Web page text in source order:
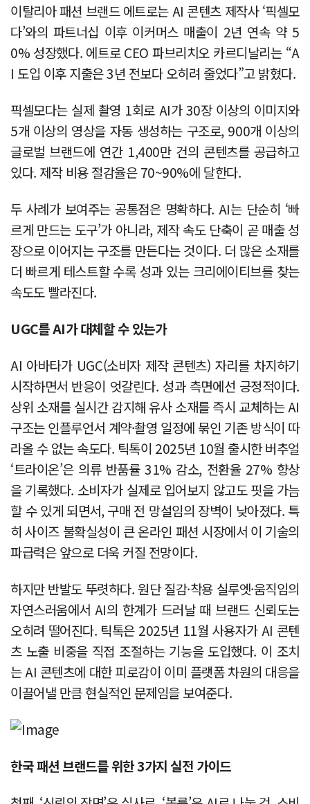
이탈리아 패션 브랜드 에트로는 AI 콘텐츠 제작사 ‘픽셀모
다’와의 파트너십 이후 이커머스 매출이 2년 연속 약 5
0% 성장했다. 에트로 CEO 파브리치오 카르디날리는 “A
I 도입 이후 지출은 3년 전보다 오히려 줄었다”고 밝혔다.
픽셀모다는 실제 촬영 1회로 AI가 30장 이상의 이미지와
5개 이상의 영상을 자동 생성하는 구조로, 900개 이상의
글로벌 브랜드에 연간 1,400만 건의 콘텐츠를 공급하고
있다. 제작 비용 절감율은 70~90%에 달한다.
두 사례가 보여주는 공통점은 명확하다. AI는 단순히 ‘빠
르게 만드는 도구’가 아니라, 제작 속도 단축이 곧 매출 성
장으로 이어지는 구조를 만든다는 것이다. 더 많은 소재를
더 빠르게 테스트할 수록 성과 있는 크리에이티브를 찾는
속도도 빨라진다.
UGC를 AI가 대체할 수 있는가
AI 아바타가 UGC(소비자 제작 콘텐츠) 자리를 차지하기
시작하면서 반응이 엇갈린다. 성과 측면에선 긍정적이다.
상위 소재를 실시간 감지해 유사 소재를 즉시 교체하는 AI
구조는 인플루언서 계약·촬영 일정에 묶인 기존 방식이 따
라올 수 없는 속도다. 틱톡이 2025년 10월 출시한 버추얼
‘트라이온’은 의류 반품률 31% 감소, 전환율 27% 향상
을 기록했다. 소비자가 실제로 입어보지 않고도 핏을 가늠
할 수 있게 되면서, 구매 전 망설임의 장벽이 낮아졌다. 특
히 사이즈 불확실성이 큰 온라인 패션 시장에서 이 기술의
파급력은 앞으로 더욱 커질 전망이다.
하지만 반발도 뚜렷하다. 원단 질감·착용 실루엣·움직임의
자연스러움에서 AI의 한계가 드러날 때 브랜드 신뢰도는
오히려 떨어진다. 틱톡은 2025년 11월 사용자가 AI 콘텐
츠 노출 비중을 직접 조절하는 기능을 도입했다. 이 조치
는 AI 콘텐츠에 대한 피로감이 이미 플랫폼 차원의 대응을
이끌어낼 만큼 현실적인 문제임을 보여준다.
한국 패션 브랜드를 위한 3가지 실전 가이드